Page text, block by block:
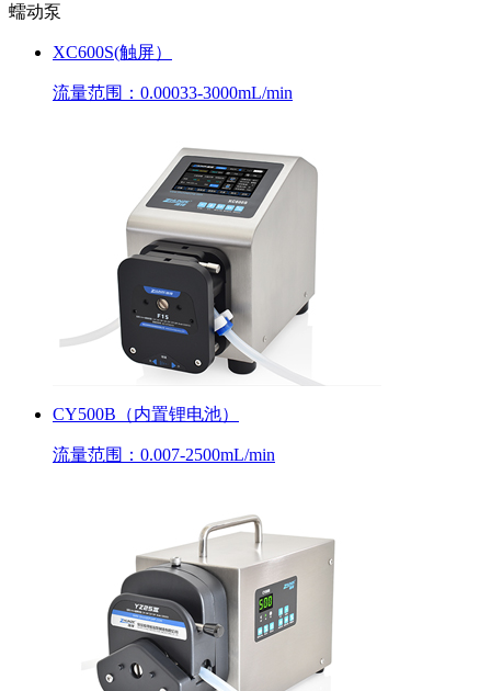
蠕动泵
XC600S(触屏）
流量范围：0.00033-3000mL/min
CY500B（内置锂电池）
流量范围：0.007-2500mL/min